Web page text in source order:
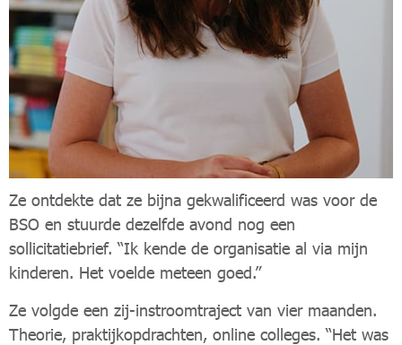
Ze ontdekte dat ze bijna gekwalificeerd was voor de
BSO en stuurde dezelfde avond nog een
sollicitatiebrief. “Ik kende de organisatie al via mijn
kinderen. Het voelde meteen goed.”
Ze volgde een zij-instroomtraject van vier maanden.
Theorie, praktijkopdrachten, online colleges. “Het was